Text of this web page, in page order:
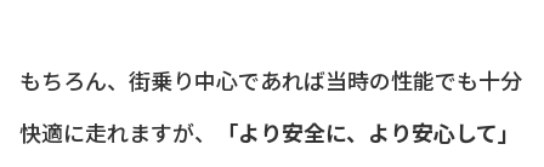
もちろん、街乗り中心であれば当時の性能でも十分
快適に走れますが、
「より安全に、より安心して」